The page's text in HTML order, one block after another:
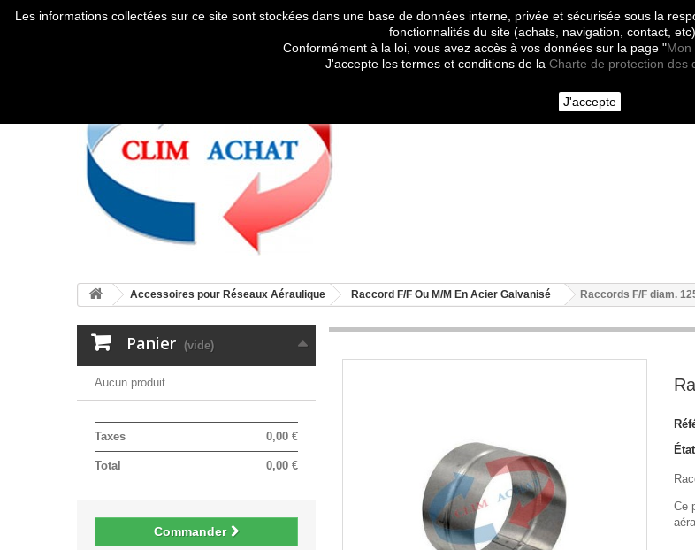
Les informations collectées sur ce site sont stockées dans une base de données interne, privée et sécurisée sous la
fonctionnalités du site (achats, navigation, contact,
Conformément à la loi, vous avez accès à vos données sur la page "Mon
J'accepte les termes et conditions de la Charte de protection des
J'accepte
Accessoires pour Réseaux Aéraulique Raccord F/F Ou M/M En Acier Galvanisé Raccords F/F diam.
Panier (vide)
Aucun produit
0,00 €
Taxes
0,00 €
Total
Commander
Ce